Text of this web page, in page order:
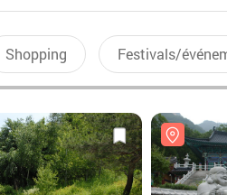
Shopping Festivals/